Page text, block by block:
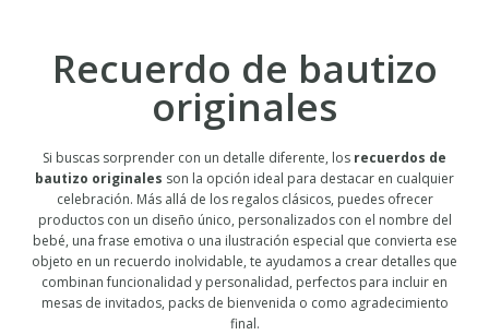
Recuerdo de bautizo
originales
Si buscas sorprender con un detalle diferente, los recuerdos de
bautizo originales son la opción ideal para destacar en cualquier
celebración. Más allá de los regalos clásicos, puedes ofrecer
productos con un diseño único, personalizados con el nombre del
bebé, una frase emotiva o una ilustración especial que convierta ese
objeto en un recuerdo inolvidable, te ayudamos a crear detalles que
combinan funcionalidad y personalidad, perfectos para incluir en
mesas de invitados, packs de bienvenida o como agradecimiento
final.